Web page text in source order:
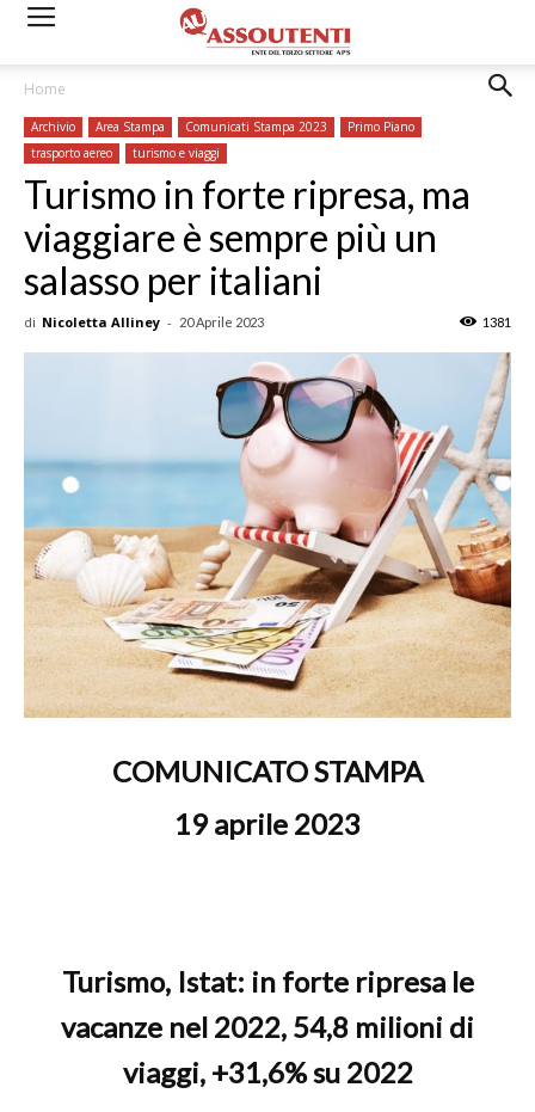
Home
Archivio Area Stampa Comunicati Stampa 2023
Primo Piano
trasporto aereo
turismo e viaggi
Turismo in forte ripresa, ma
viaggiare è sempre più un
salasso per italiani
di Nicoletta Alliney - 20 Aprile 2023 1381
COMUNICATO STAMPA
19 aprile 2023
Turismo, Istat: in forte ripresa le
vacanze nel 2022, 54,8 milioni di
viaggi, +31,6% su 2022